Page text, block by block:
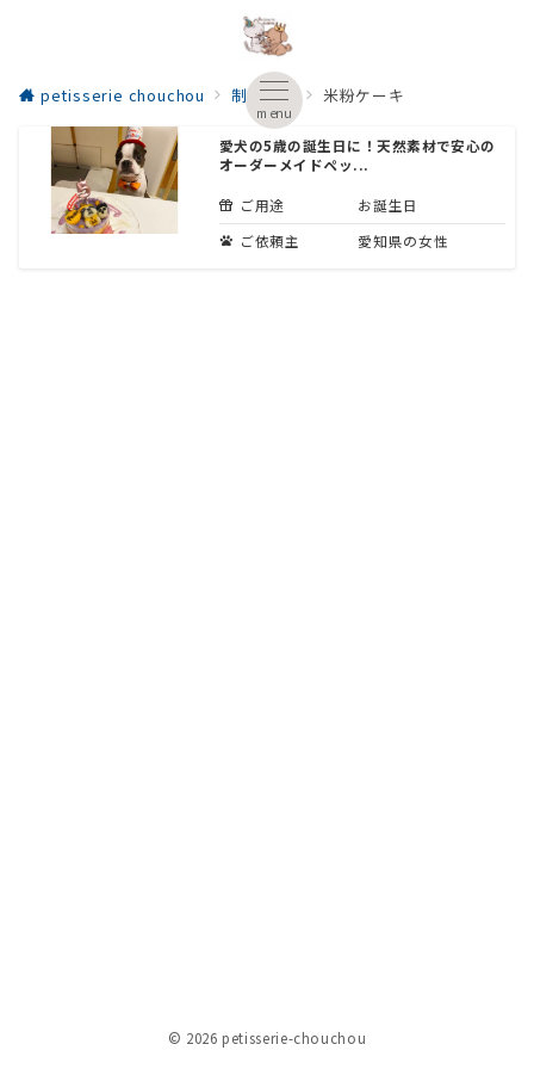
menu
petisserie chouchou 制作実績 米粉ケーキ
愛犬の5歳の誕生日に！天然素材で安心の
オーダーメイドペッ...
ご用途
お誕生日
ご依頼主
愛知県の女性
© 2026 petisserie-chouchou